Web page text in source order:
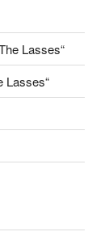
Lasses“
Lasses“